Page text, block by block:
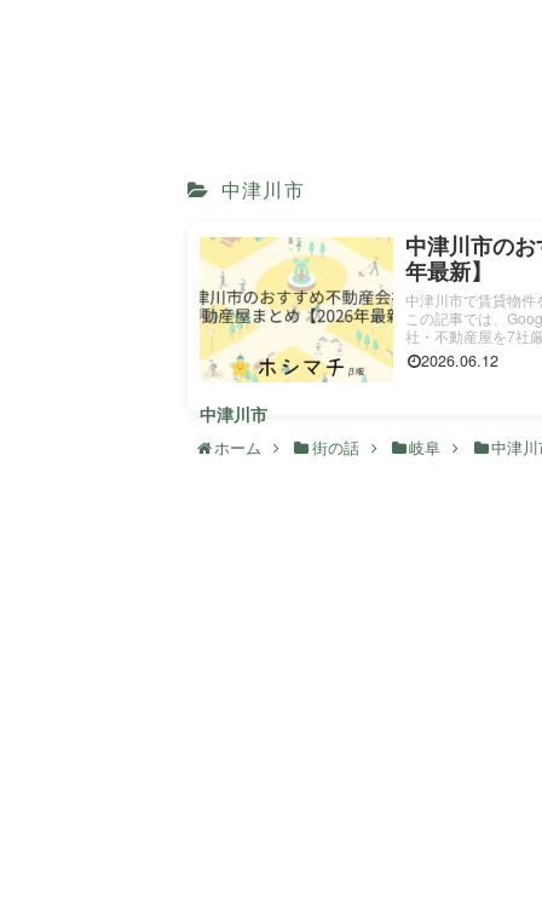
中津川市
中津川市
中津川市の
年最新】
中津川市で賃貸物
この記事では、
社・不動産屋を7社
2026.06.12
ホーム 街の話 岐阜 中津